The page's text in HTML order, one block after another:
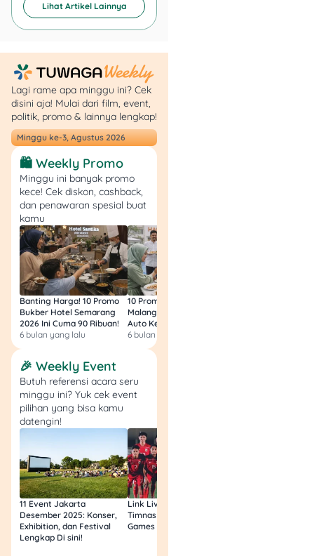
Minta petugas
tugas asli atau
dokumen resmi yang
dibawa.
Cocokkan nama di
surat tugas dengan
name tag petugas.
wilayah pendataan
sesuai lokasi usaha
kamu.
kantor BPS
kabupaten/kota
setempat.
Jangan melanjutkan
pendataan jika
petugas menolak
memperlihatkan
identitas.
Data Apa yang Wajar
Ditanyakan dalam
Sensus Ekonomi?
mengumpulkan informasi
tentang kegiatan usaha.
Pertanyaan yang muncul
biasanya berkaitan dengan
identitas usaha, jenis
kegiatan, skala usaha,
Lihat Artikel Lainnya
Lagi rame apa minggu ini? Cek
disini aja! Mulai dari film, event,
politik, promo & lainnya lengkap!
Minggu ke-3, Agustus 2026
🛍️ Weekly Promo
Minggu ini banyak promo
kece! Cek diskon, cashback,
dan penawaran spesial buat
kamu
Banting Harga! 10 Promo
Bukber Hotel Semarang
2026 Ini Cuma 90 Ribuan!
6 bulan yang lalu
10 Promo Bukber Hotel
Malang 2026: Start 75rb,
Auto Kenyang!
6 bulan yang lalu
🎉 Weekly Event
Butuh referensi acara seru
minggu ini? Yuk cek event
pilihan yang bisa kamu
datengin!
11 Event Jakarta
Desember 2025: Konser,
Exhibition, dan Festival
Lengkap Di sini!
Link Live Streaming
Timnas vs Filipina SEA
Games Malam Ini, Gratis!